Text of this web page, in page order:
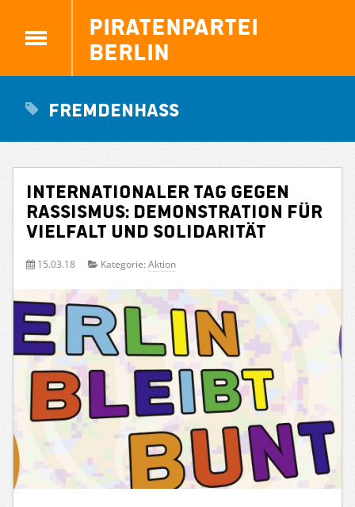
Piratenpartei
Berlin
Fremdenhass
Internationaler Tag gegen
Rassismus: Demonstration für
Vielfalt und Solidarität
15.03.18 Kategorie: Aktion